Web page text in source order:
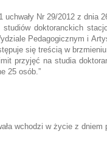
uchwały Nr 29/2012 z dnia
studiów doktoranckich
Pedagogicznym i
się treścią w
przyjęć na studia
25 osób.”
wchodzi w życie z dniem